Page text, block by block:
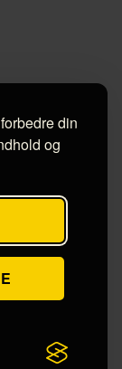
din
og